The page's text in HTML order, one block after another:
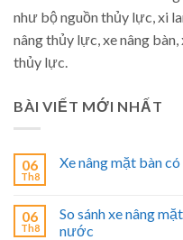
như bộ nguồn thủy lực, xi
nâng thủy lực, xe nâng bàn,
thủy lực.
BÀI VIẾT MỚI NHẤT
06
Th8
Xe nâng mặt bàn
06
Th8
So sánh xe nâng
nước